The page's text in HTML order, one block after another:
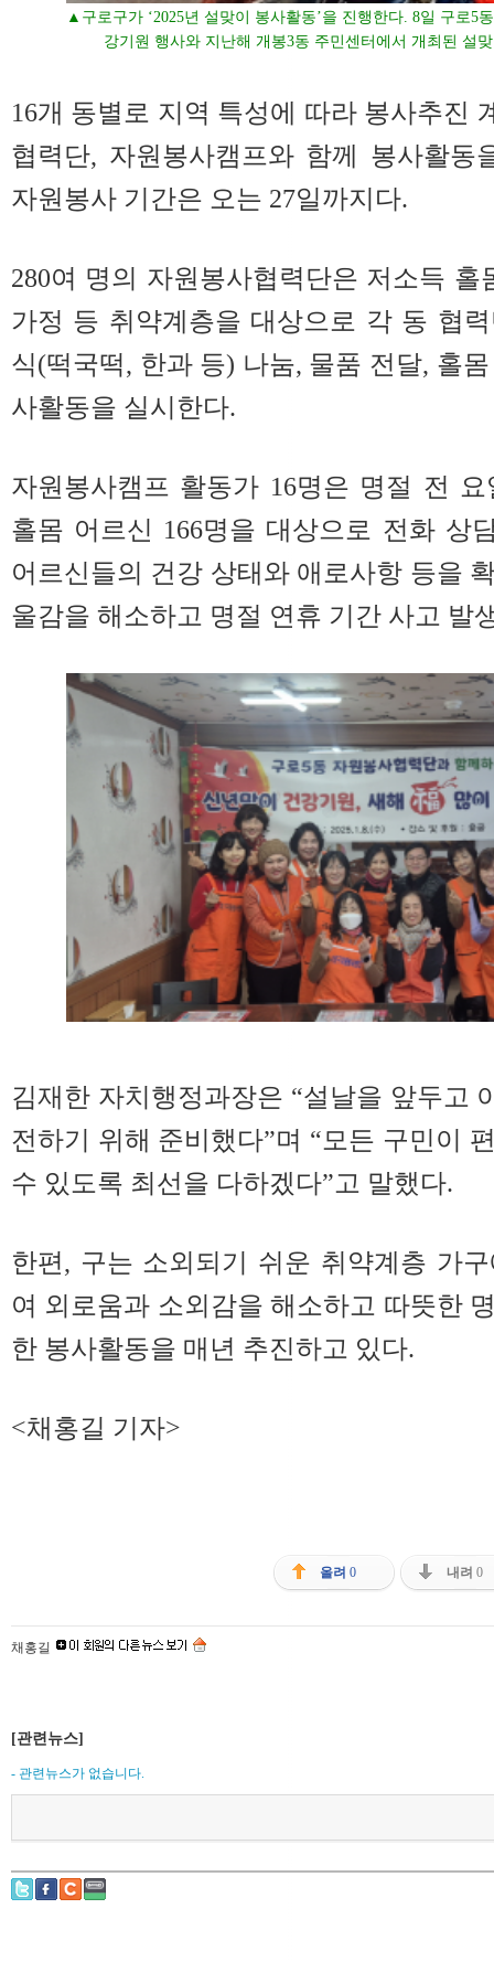
▲구로구가 ‘2025년 설맞이 봉사활동’을 진행한다. 8일 구로5
강기원 행사와 지난해 개봉3동 주민센터에서 개최된 설
16개 동별로 지역 특성에 따라 봉사추진
협력단, 자원봉사캠프와 함께 봉사활동
자원봉사 기간은 오는 27일까지다.
280여 명의 자원봉사협력단은 저소득
가정 등 취약계층을 대상으로 각 동 협
식(떡국떡, 한과 등) 나눔, 물품 전달, 홀
사활동을 실시한다.
자원봉사캠프 활동가 16명은 명절 전
홀몸 어르신 166명을 대상으로 전화 상
어르신들의 건강 상태와 애로사항 등을
울감을 해소하고 명절 연휴 기간 사고 발
김재한 자치행정과장은 “설날을 앞두고
전하기 위해 준비했다”며 “모든 구민이
수 있도록 최선을 다하겠다”고 말했다.
한편, 구는 소외되기 쉬운 취약계층 가
여 외로움과 소외감을 해소하고 따뜻한
한 봉사활동을 매년 추진하고 있다.
<채홍길 기자>
올려 0 내려 0
채홍길
[관련뉴스]
- 관련뉴스가 없습니다.